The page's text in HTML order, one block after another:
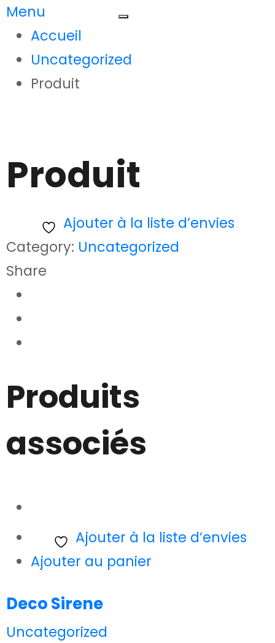
Menu
Accueil
Uncategorized
Produit
Produit
Ajouter à la liste d’envies
Category: Uncategorized
Share
Produits
associés
Ajouter à la liste d’envies
Ajouter au panier
Deco Sirene
Uncategorized